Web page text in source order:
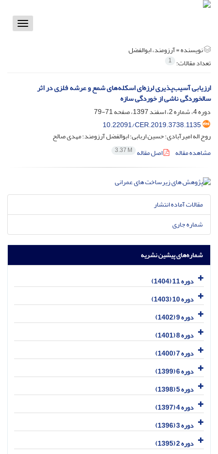
Toggle
نویسنده =آرزومند، ابوالفضل
تعداد مقالات: 1
ارزیابی آسیب‌پذیری لرزه‌ای اسکله‌های شمع و عرشه فلزی در اثر
سالخوردگی ناشی از خوردگی سازه
دوره 4، شماره 2، اسفند 1397، صفحه
71-79
10.22091/CER.2019.3738.1135
روح اله امیرآبادی؛ حسین اربابی؛ ابوالفضل آرزومند؛ مهدی صالح
مشاهده مقاله
اصل مقاله 3.37 M
مقالات آماده انتشار
شماره جاری
شماره‌های پیشین نشریه
دوره 11 (1404)
دوره 10 (1403)
دوره 9 (1402)
دوره 8 (1401)
دوره 7 (1400)
دوره 6 (1399)
دوره 5 (1398)
دوره 4 (1397)
دوره 3 (1396)
دوره 2 (1395)